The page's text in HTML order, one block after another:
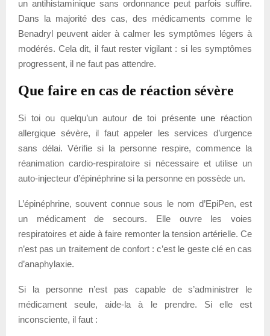
un antihistaminique sans ordonnance peut parfois suffire.
Dans la majorité des cas, des médicaments comme le
Benadryl peuvent aider à calmer les symptômes légers à
modérés. Cela dit, il faut rester vigilant : si les symptômes
progressent, il ne faut pas attendre.
Que faire en cas de réaction sévère
Si toi ou quelqu’un autour de toi présente une réaction
allergique sévère, il faut appeler les services d’urgence
sans délai. Vérifie si la personne respire, commence la
réanimation cardio-respiratoire si nécessaire et utilise un
auto-injecteur d’épinéphrine si la personne en possède un.
L’épinéphrine, souvent connue sous le nom d’EpiPen, est
un médicament de secours. Elle ouvre les voies
respiratoires et aide à faire remonter la tension artérielle. Ce
n’est pas un traitement de confort : c’est le geste clé en cas
d’anaphylaxie.
Si la personne n’est pas capable de s’administrer le
médicament seule, aide-la à le prendre. Si elle est
inconsciente, il faut :